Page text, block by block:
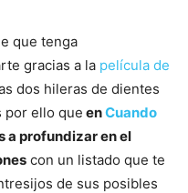
que tenga
gracias a la película de
dos hileras de dientes
por ello que enCuando
a profundizar en el
con un listado que te
de sus posibles